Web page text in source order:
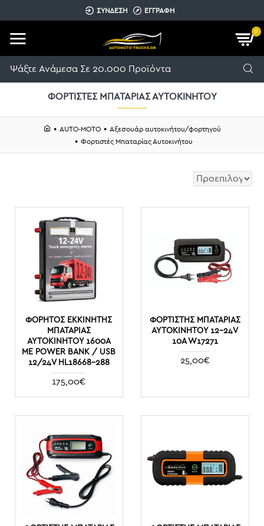
ΣΥΝΔΕΣΗ ΕΓΓΡΑΦΗ
0
AUTO-MOTO
Αξεσουάρ αυτοκινήτου/φορτηγού
Φορτιστές Μπαταρίας Αυτοκινήτου
ΦΟΡΤΙΣΤΈΣ ΜΠΑΤΑΡΊΑΣ ΑΥΤΟΚΙΝΉΤΟΥ
ΦΟΡΗΤΌΣ ΕΚΚΙΝΗΤΉΣ
ΜΠΑΤΑΡΊΑΣ
ΑΥΤΟΚΙΝΉΤΟΥ 1600A
ΜΕ POWER BANK / USB
12/24V HL18668-288
175,00€
ΦΟΡΤΙΣΤΉΣ ΜΠΑΤΑΡΊΑΣ
ΑΥΤΟΚΙΝΉΤΟΥ 12-24V
10A W17271
25,00€